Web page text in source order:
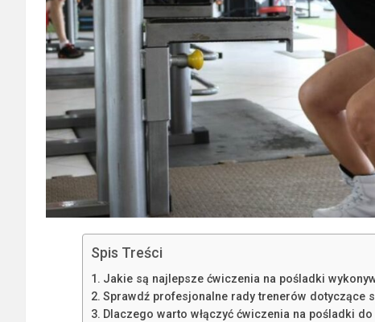
Spis Treści
Jakie są najlepsze ćwiczenia na pośladki
Sprawdź profesjonalne rady trenerów dotyczące
Dlaczego warto włączyć ćwiczenia na pośladki